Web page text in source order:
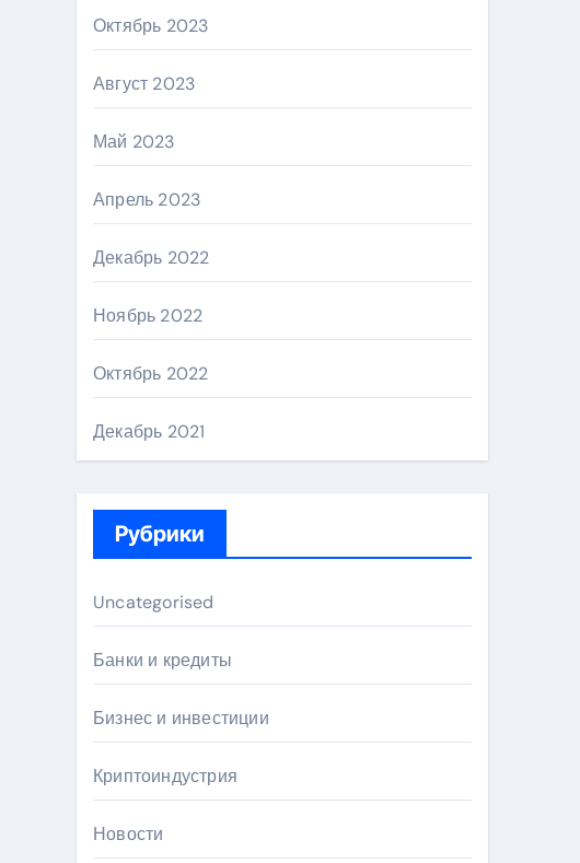
Октябрь 2023
Август 2023
Май 2023
Апрель 2023
Декабрь 2022
Ноябрь 2022
Октябрь 2022
Декабрь 2021
Рубрики
Uncategorised
Банки и кредиты
Бизнес и инвестиции
Криптоиндустрия
Новости